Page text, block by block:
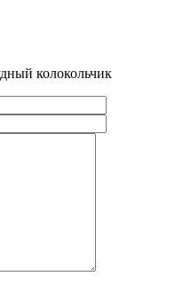
колокольчик